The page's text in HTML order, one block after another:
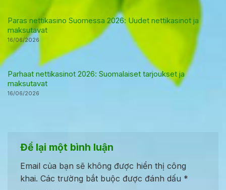
Paras nettikasino Suomessa 2026: Uudet nettikasinot ja
maksutavat
16/06/2026
Parhaat nettikasinot 2026: Suomalaiset tarjoukset ja
maksutavat
16/06/2026
Để lại một bình luận
Email của bạn sẽ không được hiển thị công
khai. Các trường bắt buộc được đánh dấu *